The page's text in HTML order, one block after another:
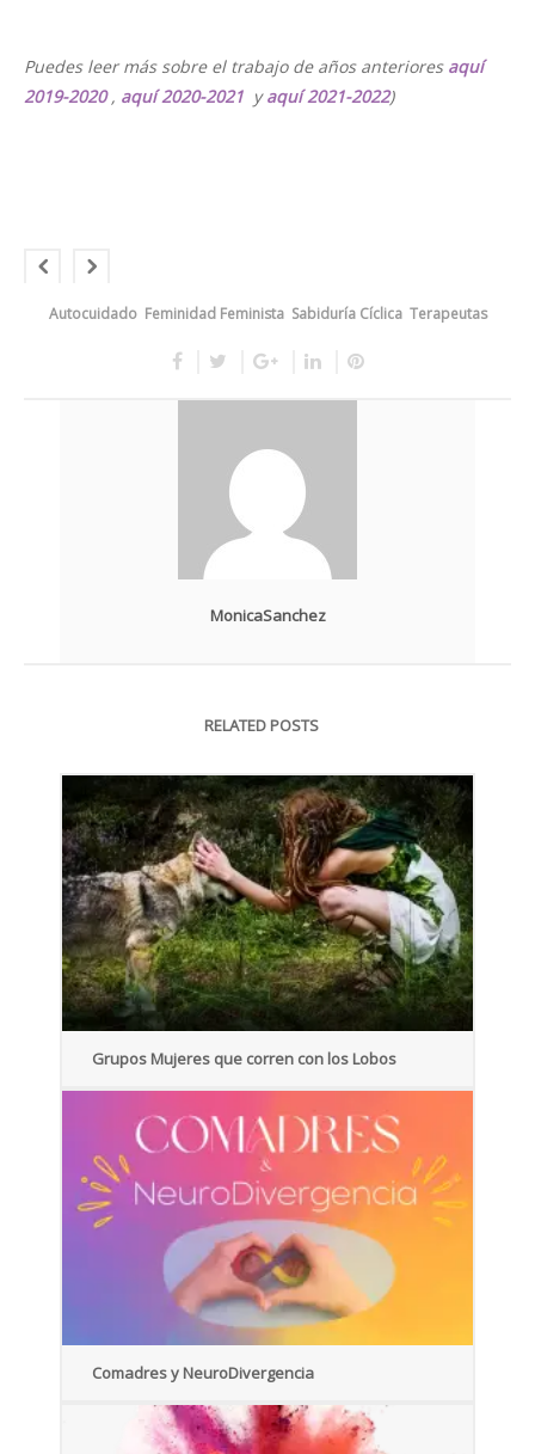
Puedes leer más sobre el trabajo de años anteriores aquí
2019-2020, aquí 2020-2021 yaquí 2021-2022)
Autocuidado Feminidad Feminista Sabiduría Cíclica Terapeutas
MonicaSanchez
RELATED POSTS
Grupos Mujeres que corren con los Lobos
Comadres y NeuroDivergencia